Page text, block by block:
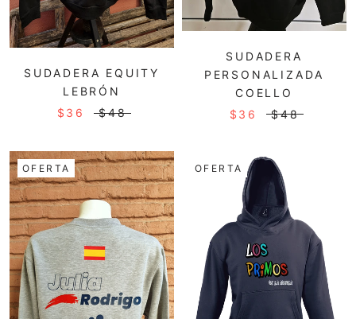
SUDADERA EQUITY
LEBRÓN
$36
$48
SUDADERA
PERSONALIZADA
COELLO
$36
$48
OFERTA OFERTA